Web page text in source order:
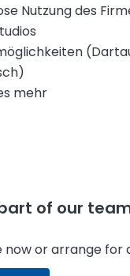
Nutzung des
mehr
of our
now or arrange for